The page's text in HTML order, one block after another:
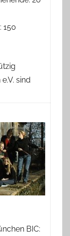
150
sind
BIC: